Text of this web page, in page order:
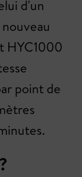
d'un
HYC1000
point de